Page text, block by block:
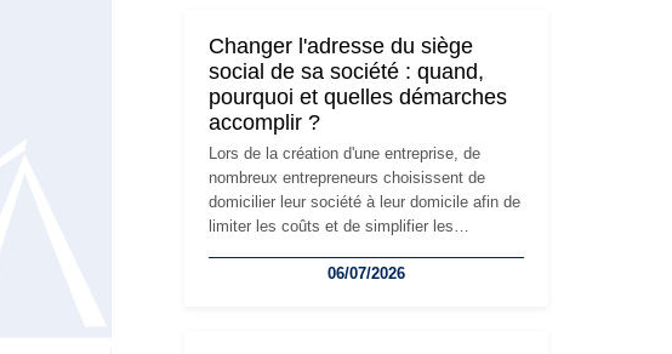
Changer l'adresse du siège
social de sa société : quand,
pourquoi et quelles démarches
accomplir ?
Lors de la création d'une entreprise, de
nombreux entrepreneurs choisissent de
domicilier leur société à leur domicile afin de
limiter les coûts et de simplifier les
l'activité, cette solution peut rapidement
06/07/2026